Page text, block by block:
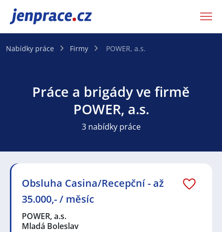
JenPráce.cz
Nabídky práce Firmy POWER, a.s.
Práce a brigády ve firmě
POWER, a.s.
3 nabídky práce
Obsluha Casina/Recepční - až
35.000,- / měsíc
POWER, a.s.
Mladá Boleslav